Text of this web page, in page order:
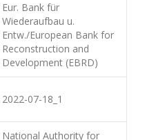
Eur. Bank für
Wiederaufbau u.
Entw./European Bank for
Reconstruction and
Development (EBRD)
2022-07-18_1
National Authority for